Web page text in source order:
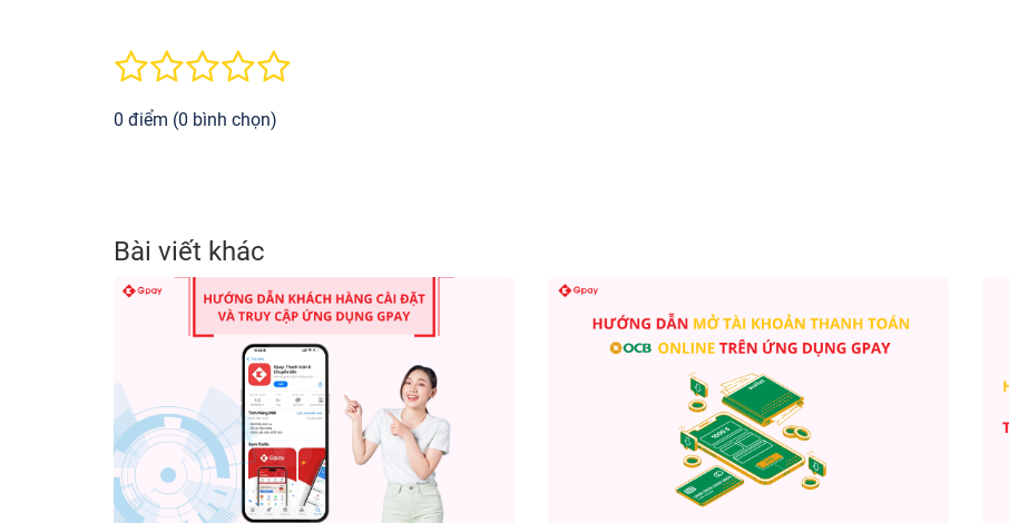
0 điểm (0 bình chọn)
Bài viết khác